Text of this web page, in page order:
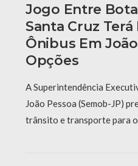
Jogo Entre
Santa Cruz
Ônibus Em
Opções
A Superintendência
João Pessoa (Semob-JP)
trânsito e transporte para